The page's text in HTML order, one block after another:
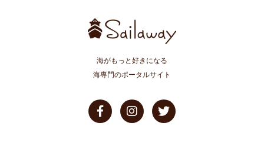
海がもっと好きになる
海専門のポータルサイト